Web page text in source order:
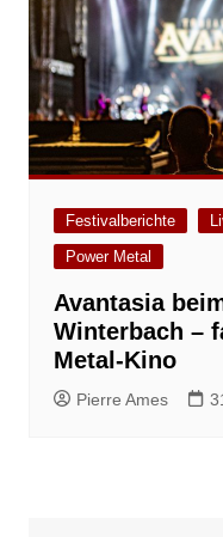
Festivalberichte
Power Metal
Avantasia
Winterbach –
Metal-Kino
Pierre Ames